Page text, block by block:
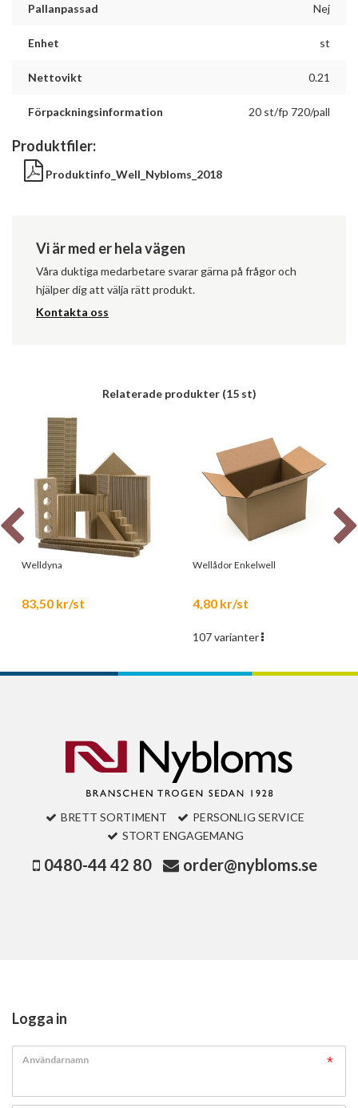
Pallanpassad Nej
Enhet st
Nettovikt 0.21
Förpackningsinformation 20 st/fp 720/pall
Produktfiler:
Produktinfo_Well_Nybloms_2018
Vi är med er hela vägen
Våra duktiga medarbetare svarar gärna på frågor och
hjälper dig att välja rätt produkt.
Kontakta oss
Relaterade produkter (15 st)
Welldyna
83,50 kr/st
Wellådor Enkelwell
4,80 kr/st
107 varianter
BRETT SORTIMENT
PERSONLIG SERVICE
STORT ENGAGEMANG
0480-44 42 80 order@nybloms.se
Logga in
Användarnamn